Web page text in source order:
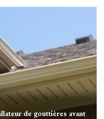
de gouttières avant